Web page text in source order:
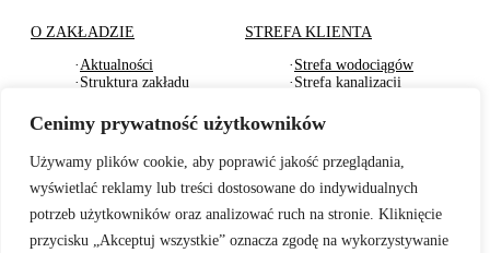
Cenimy prywatność użytkowników
Używamy plików cookie, aby poprawić jakość przeglądania,
wyświetlać reklamy lub treści dostosowane do indywidualnych
potrzeb użytkowników oraz analizować ruch na stronie. Kliknięcie
przycisku „Akceptuj wszystkie” oznacza zgodę na wykorzystywanie
O ZAKŁADZIE
· Aktualności
· Struktura zakładu
·Oferty pracy
STREFA KLIENTA
· Strefa wodociągów
· Strefa kanalizacji
komunalnych
·Strefa odbioru odpadów
BADANIA WODY
·Badania wewnętrzne wody
TARYFY I CENNIKI
·Za zbiorowe zaopatrzenie